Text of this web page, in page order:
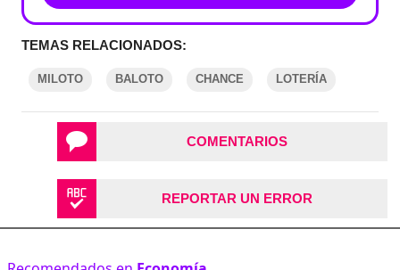
TEMAS RELACIONADOS:
MILOTO BALOTO CHANCE LOTERÍA
COMENTARIOS
REPORTAR UN ERROR